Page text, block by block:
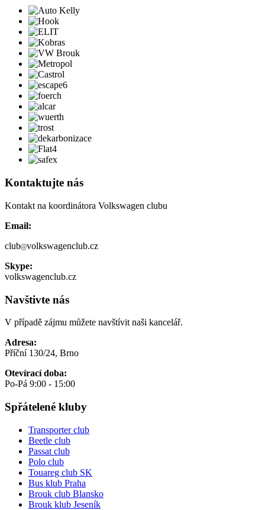
Kontaktujte nás
Kontakt na koordinátora Volkswagen clubu
Email:
club volkswagenclub.cz
Skype:
volkswagenclub.cz
Navštivte nás
V případě zájmu můžete navštívit naši kancelář.
Adresa:
Příční 130/24, Brno
Otevírací doba:
Po-Pá 9:00 - 15:00
Spřátelené kluby
Transporter club
Beetle club
Passat club
Polo club
Touareg club SK
Bus klub Praha
Brouk club Blansko
Brouk klub Jeseník